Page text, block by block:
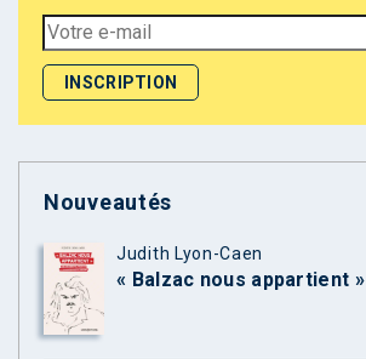
Nouveautés
Judith Lyon-Caen
« Balzac nous appartient »